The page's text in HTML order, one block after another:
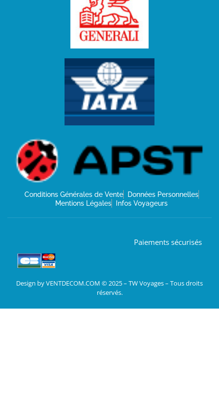
Conditions Générales de Vente
Données Personnelles
Mentions Légales
Infos Voyageurs
Paiements sécurisés
Design by VENTDECOM.COM © 2025 – TW Voyages – Tous droits
réservés.